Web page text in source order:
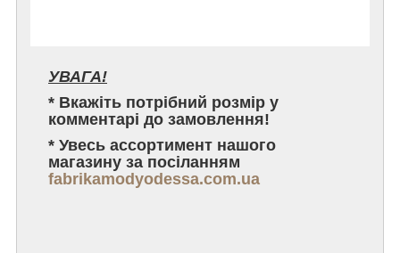
УВАГА!
* Вкажіть потрібний розмір у
комментарі до замовлення!
* Увесь ассортимент нашого
магазину за посіланням
fabrikamodyodessa.com.ua